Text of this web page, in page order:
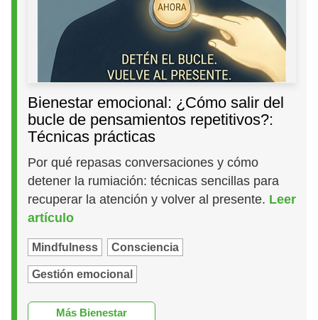
Bienestar emocional: ¿Cómo salir del
bucle de pensamientos repetitivos?:
Técnicas prácticas
Por qué repasas conversaciones y cómo
detener la rumiación: técnicas sencillas para
recuperar la atención y volver al presente. Leer
artículo
Mindfulness Consciencia
Gestión emocional
Más Bienestar